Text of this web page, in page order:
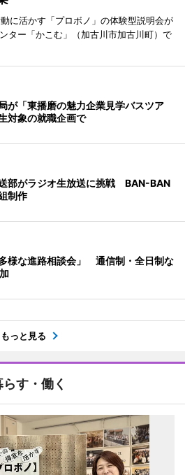
に活かす「プロボノ」の体験型説明会が
ター「かこむ」（加古川市加古川町）で
が「東播磨の魅力企業見学バスツア
対象の就職企画で
部がラジオ生放送に挑戦 BAN-BAN
制作
様な進路相談会」 通信制・全日制な
加
もっと見る
らす・働く